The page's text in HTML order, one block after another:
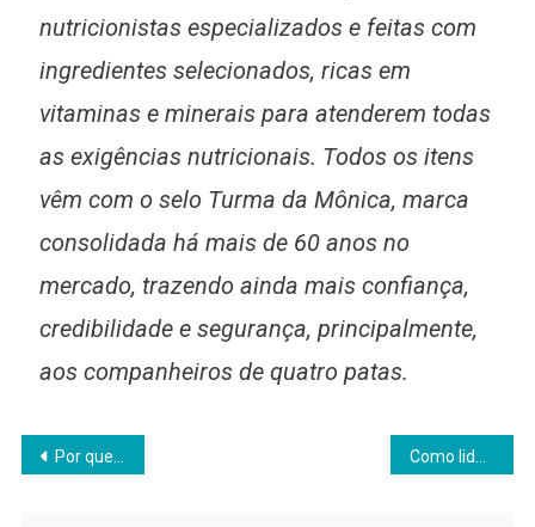
nutricionistas especializados e feitas com
ingredientes selecionados, ricas em
vitaminas e minerais para atenderem todas
as exigências nutricionais. Todos os itens
vêm com o selo Turma da Mônica, marca
consolidada há mais de 60 anos no
mercado, trazendo ainda mais confiança,
credibilidade e segurança, principalmente,
aos companheiros de quatro patas.
Navegação
Por que cães e gatos costumam comer grama